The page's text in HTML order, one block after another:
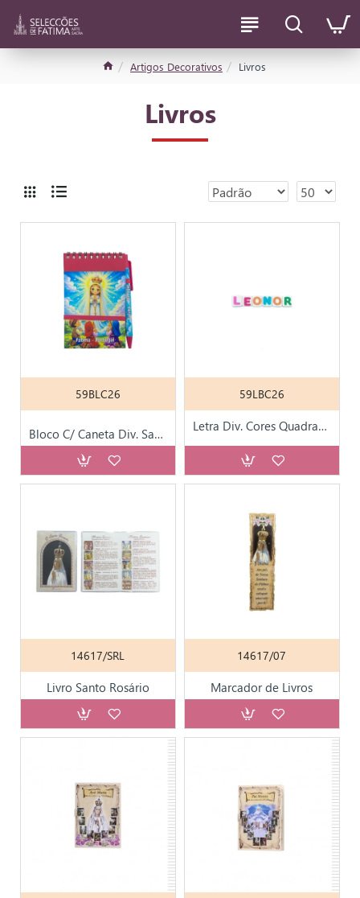
Artigos Decorativos Livros
Livros
59BLC26
Bloco C/ Caneta Div. Santos
59LBC26
Letra Div. Cores Quadrado Adesivo
14617/SRL
Livro Santo Rosário
14617/07
Marcador de Livros